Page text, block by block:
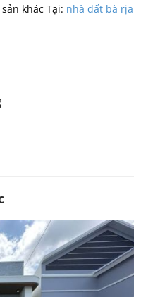
khác Tại: nhà đất bà rịa